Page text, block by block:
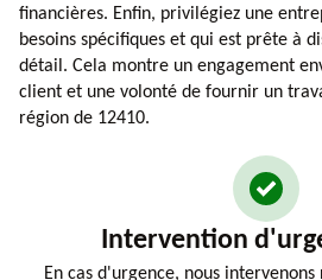
financières. Enfin, privilégiez une
besoins spécifiques et qui est prête à
détail. Cela montre un engagement
client et une volonté de fournir un
région de 12410.
Intervention
En cas d'urgence, nous